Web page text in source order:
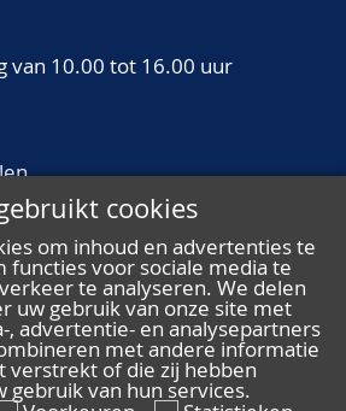
van 10.00 tot 16.00 uur
cookies
om inhoud en advertenties te
functies voor sociale media te
te analyseren. We delen
uw gebruik van onze site met
, advertentie- en analysepartners
met andere informatie
verstrekt of die zij hebben
gebruik van hun services.